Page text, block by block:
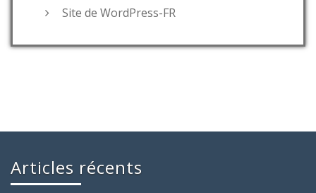
Site de WordPress-FR
Articles récents